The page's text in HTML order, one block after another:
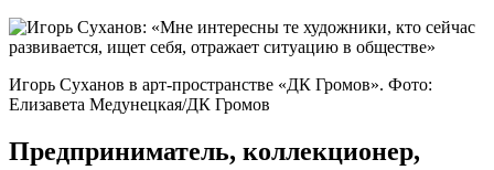
Игорь Суханов в арт-пространстве «ДК Громов». Фото:
Елизавета Медунецкая/ДК Громов
Предприниматель, коллекционер,